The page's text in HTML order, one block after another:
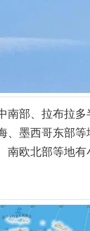
南部、拉布拉
墨西哥东部等
南欧北部等地